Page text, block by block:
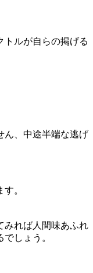
ルが自らの掲げる
ん、中途半端な逃げ
。
みれば人間味あふれ
しょう。